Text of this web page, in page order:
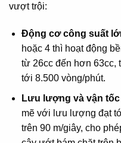
vượt trội:
Động cơ công suất
hoặc 4 thì hoạt động
từ 26cc đến hơn 63cc,
tới 8.500 vòng/phút.
Lưu lượng và vận
mẽ với lưu lượng đạt
trên 90 m/giây, cho